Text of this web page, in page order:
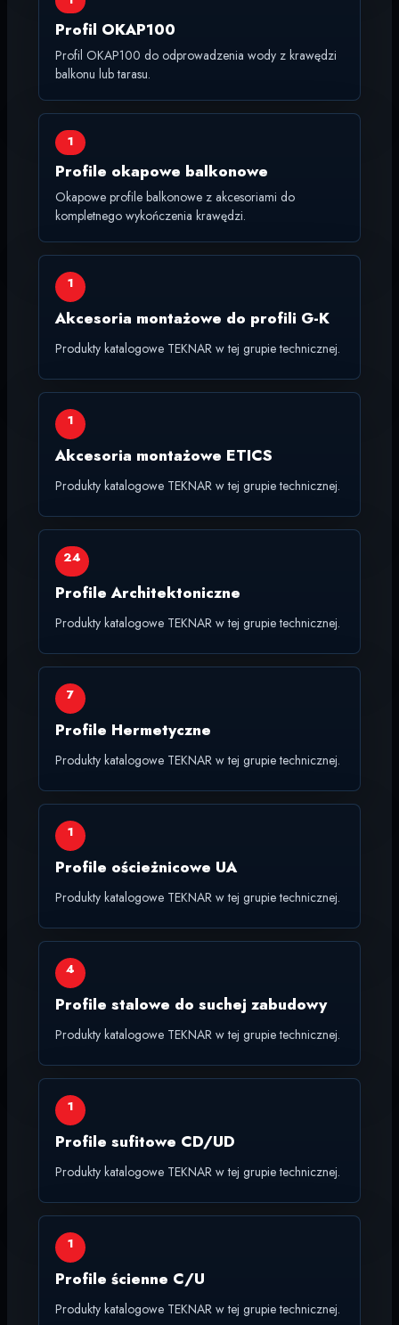
Profil OKAP100
Profil OKAP100 do odprowadzenia wody z krawędzi
balkonu lub tarasu.
1
Profile okapowe balkonowe
Okapowe profile balkonowe z akcesoriami do
kompletnego wykończenia krawędzi.
1
Akcesoria montażowe do profili G-K
Produkty katalogowe TEKNAR w tej grupie technicznej.
1
Akcesoria montażowe ETICS
Produkty katalogowe TEKNAR w tej grupie technicznej.
24
Profile Architektoniczne
Produkty katalogowe TEKNAR w tej grupie technicznej.
7
Profile Hermetyczne
Produkty katalogowe TEKNAR w tej grupie technicznej.
1
Profile ościeżnicowe UA
Produkty katalogowe TEKNAR w tej grupie technicznej.
4
Profile stalowe do suchej zabudowy
Produkty katalogowe TEKNAR w tej grupie technicznej.
1
Profile sufitowe CD/UD
Produkty katalogowe TEKNAR w tej grupie technicznej.
1
Profile ścienne C/U
Produkty katalogowe TEKNAR w tej grupie technicznej.